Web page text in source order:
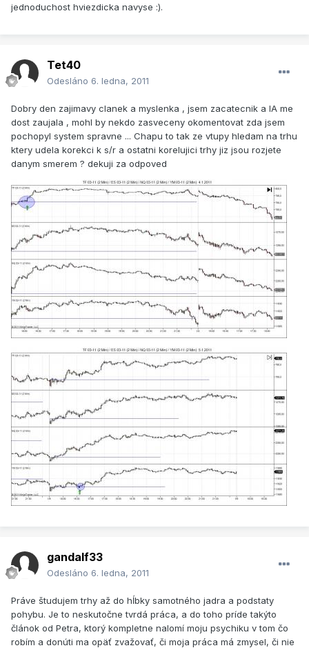
jednoduchost hviezdicka navyse :).
Tet40
Odesláno 6. ledna, 2011
Dobry den zajimavy clanek a myslenka , jsem zacatecnik a IA me
dost zaujala , mohl by nekdo zasveceny okomentovat zda jsem
pochopyl system spravne ... Chapu to tak ze vtupy hledam na trhu
ktery udela korekci k s/r a ostatni korelujici trhy jiz jsou rozjete
danym smerem ? dekuji za odpoved
gandalf33
Odesláno 6. ledna, 2011
Práve študujem trhy až do hĺbky samotného jadra a podstaty
pohybu. Je to neskutočne tvrdá práca, a do toho príde takýto
článok od Petra, ktorý kompletne nalomí moju psychiku v tom čo
robím a donúti ma opäť zvažovať, či moja práca má zmysel, či nie